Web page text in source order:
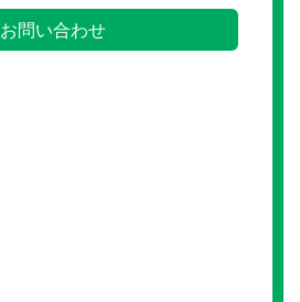
お問い合わせ